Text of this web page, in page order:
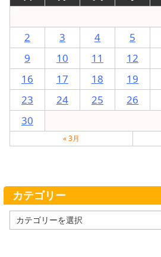
2
3 4 5
9
10 11 12
16
17 18 19
23
24 25 26
30
« 3月
カテゴリー
テ